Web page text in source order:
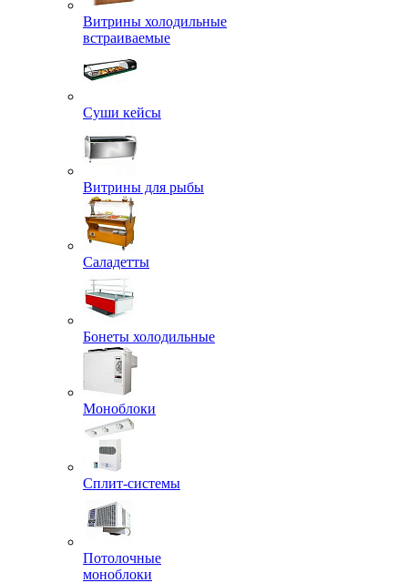
Витрины холодильные
встраиваемые
Суши кейсы
Витрины для рыбы
Саладетты
Бонеты холодильные
Моноблоки
Сплит-системы
Потолочные
моноблоки